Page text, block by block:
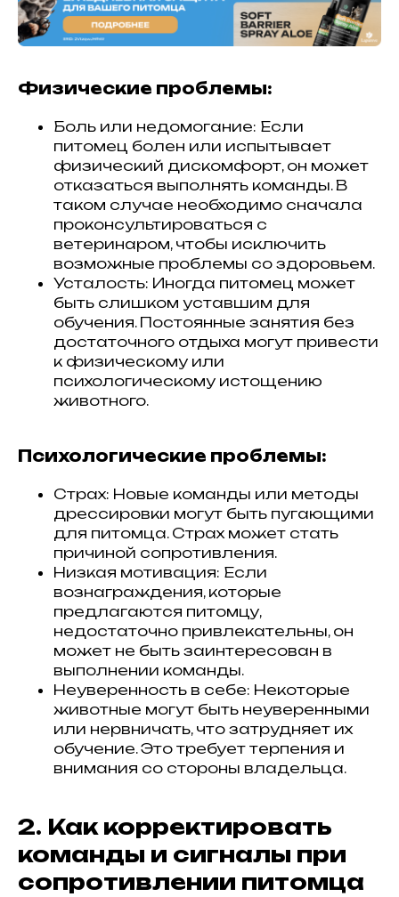
Физические проблемы:
Боль или недомогание: Если
питомец болен или испытывает
физический дискомфорт, он может
отказаться выполнять команды. В
таком случае необходимо сначала
проконсультироваться с
ветеринаром, чтобы исключить
возможные проблемы со здоровьем.
Усталость: Иногда питомец может
быть слишком уставшим для
обучения. Постоянные занятия без
достаточного отдыха могут привести
к физическому или
психологическому истощению
животного.
Психологические проблемы:
Страх: Новые команды или методы
дрессировки могут быть пугающими
для питомца. Страх может стать
причиной сопротивления.
Низкая мотивация: Если
вознаграждения, которые
предлагаются питомцу,
недостаточно привлекательны, он
может не быть заинтересован в
выполнении команды.
Неуверенность в себе: Некоторые
животные могут быть неуверенными
или нервничать, что затрудняет их
обучение. Это требует терпения и
внимания со стороны владельца.
2. Как корректировать
команды и сигналы при
сопротивлении питомца